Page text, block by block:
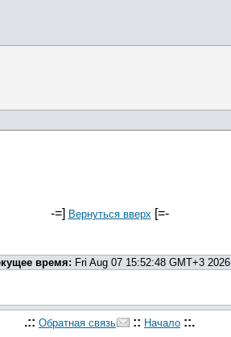
-=] Вернуться вверх [=-
время: Fri Aug 07 15:52:48 GMT+3 2026
.:: Обратная связь :: Начало ::.